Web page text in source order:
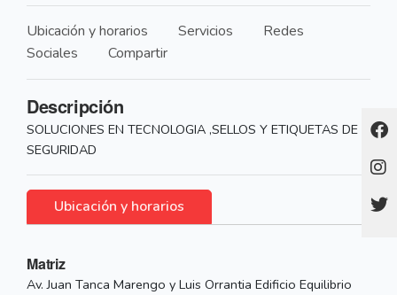
Ubicación y horarios Servicios
Redes
Sociales
Compartir
Descripción
SOLUCIONES EN TECNOLOGIA ,SELLOS Y ETIQUETAS DE
SEGURIDAD
Ubicación y horarios
Matriz
Av. Juan Tanca Marengo y Luis Orrantia Edificio Equilibrio